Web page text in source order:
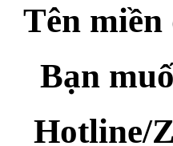
Tên
Bạn
Hotline/